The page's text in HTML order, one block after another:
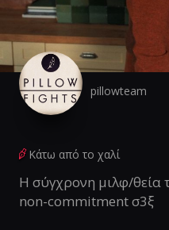
pillowteam
Κάτω από το χαλί
Η σύγχρονη μιλφ/θεία
non-commitment σ3ξ